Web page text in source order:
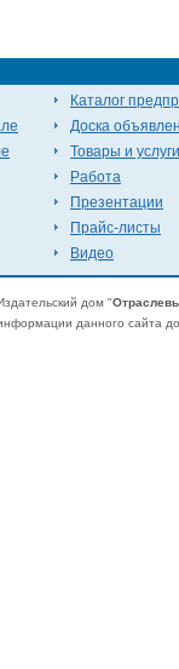
Каталог
Доска
Товары и услуги
Работа
Презентации
Прайс-листы
Видео
дом "
данного сайта